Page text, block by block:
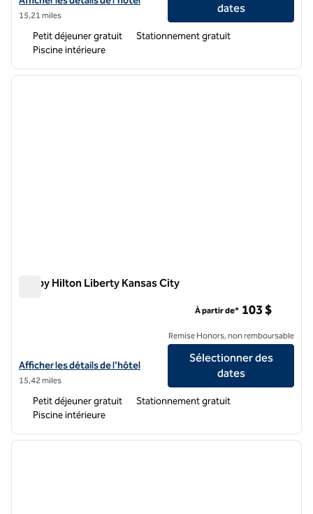
15,21 miles
dates
Petit déjeuner gratuit
Stationnement gratuit
Piscine intérieure
1 sur 12
Tru by Hilton Liberty Kansas City
Afficher les détails de l'hôtel Tru by Hilton Liberty Kansas City
Afficher les détails de l'hôtel
15,42 miles
À partir de* 103 $
Remise Honors, non remboursable
Sélectionner des
dates
Petit déjeuner gratuit
Stationnement gratuit
Piscine intérieure
1 sur 12